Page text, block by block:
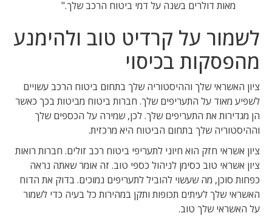
מאות דולרים בשנה על דמי ביטוח הרכב שלך."
לשמור על קרדיט טוב ולהימנע
מהפסקות בכיסוי
ציון האשראי שלך וההיסטוריה שלך בתחום ביטוח הרכב עשויים
לשפיע מאוד על התעריפים שלך. חברות ביטוח מביטות בכך כאשר
הן מגדירות את התעריפים שלך. לכן, שמירה על הכספים שלך
וההיסטוריה שלך בתחום הביטוח היא מרכזית.
ציון אשראי חזק הוא חיוני לתעריפי ביטוח רכב זולים. חברות רואות
ציון אשראי טוב כסימן לניהול כספי טוב. זה אומר שאתה נראה
כפחות סוכן, מה שעשוי להוביל לתעריפים נמוכים. בדוק את הדוח
האשראי שלך לעיתים תכופות ותקן במהירות כל בעיה כדי לשמור
על האשראי שלך טוב.